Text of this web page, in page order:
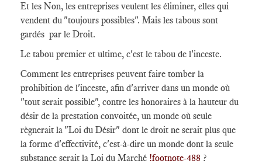
Et les Non, les entreprises veulent les éliminer, elles qui
vendent du "toujours possibles". Mais les tabous sont
gardés par le Droit.
Le tabou premier et ultime, c'est le tabou de l'inceste.
Comment les entreprises peuvent faire tomber la
prohibition de l'inceste, afin d'arriver dans un monde où
"tout serait possible", contre les honoraires à la hauteur du
désir de la prestation convoitée, un monde où seule
règnerait la "Loi du Désir" dont le droit ne serait plus que
la forme d'effectivité, c'est-à-dire un monde dont la seule
substance serait la Loi du Marché !footnote-488 ?